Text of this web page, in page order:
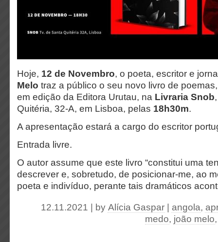
Hoje, 12 de Novembro, o poeta, escritor e
Melo traz a público o seu novo livro de
em edição da Editora Urutau, na Livraria Snob
Quitéria, 32-A, em Lisboa, pelas 18h30m.
A apresentação estará a cargo do escritor
Entrada livre.
O autor assume que este livro “constitui uma
descrever e, sobretudo, de posicionar-me, ao
poeta e indivíduo, perante tais dramáticos
12.11.2021 | by Alícia Gaspar angola,
medo, joão melo